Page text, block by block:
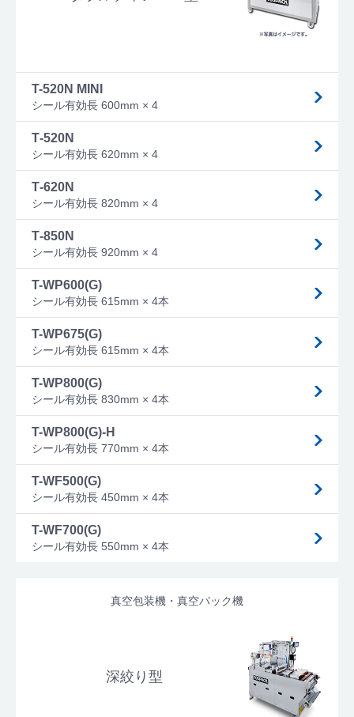
T-520N MINI
シール有効長 600mm × 4
T‐520N
シール有効長 620mm × 4
T‐620N
シール有効長 820mm × 4
T‐850N
シール有効長 920mm × 4
T-WP600(G)
シール有効長 615mm × 4本
T-WP675(G)
シール有効長 615mm × 4本
T-WP800(G)
シール有効長 830mm × 4本
T-WP800(G)-H
シール有効長 770mm × 4本
T-WF500(G)
シール有効長 450mm × 4本
T-WF700(G)
シール有効長 550mm × 4本
真空包装機・真空パック機
深絞り型